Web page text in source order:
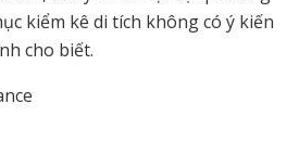
kiểm kê di tích không có ý kiến
cho biết.